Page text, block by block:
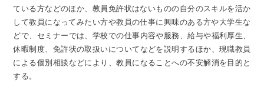
ている方などのほか、教員免許状はないものの自分のスキルを活か
して教員になってみたい方や教員の仕事に興味のある方や大学生な
どで、セミナーでは、学校での仕事内容や服務、給与や福利厚生、
休暇制度、免許状の取扱いについてなどを説明するほか、現職教員
による個別相談などにより、教員になることへの不安解消を目的と
する。